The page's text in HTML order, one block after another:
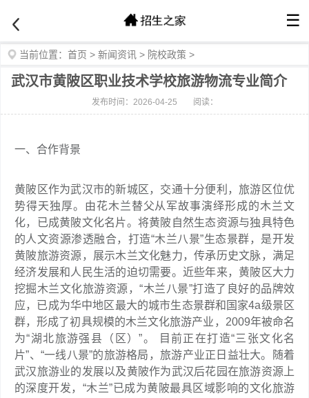
☰
当前位置： 首页 > 新闻资讯 > 院校政策 >
武汉市黄陂区职业技术学校旅游物流专业简介
发布时间：2026-04-25 阅读：
一、合作背景
黄陂区作为武汉市的新城区，交通十分便利，旅游区位优
势得天独厚。由花木兰替父从军故事演绎形成的木兰文
化，已成黄陂文化名片。将黄陂自然生态资源与独具特色
的人文资源渗透融合，打造“木兰八景”生态景群，是开发
黄陂旅游资源，展示木兰文化魅力，传承历史文脉，满足
经济发展和人民生活的迫切需要。近些年来，黄陂区大力
挖掘木兰文化旅游资源，“木兰八景”打造了良好的品牌效
应，已成为华中地区最大的城市生态景群和国家4a级景区
群，形成了初具规模的木兰文化旅游产业，2009年被命名
为“湖北旅游强县（区）”。 目前正在打造“三张文化名
片”、“一线八景”的旅游格局，旅游产业正日益壮大。随着
武汉旅游业的发展以及黄陂作为武汉后花园在旅游资源上
的深度开发，“木兰”已成为黄陂最具区域影响的文化旅游